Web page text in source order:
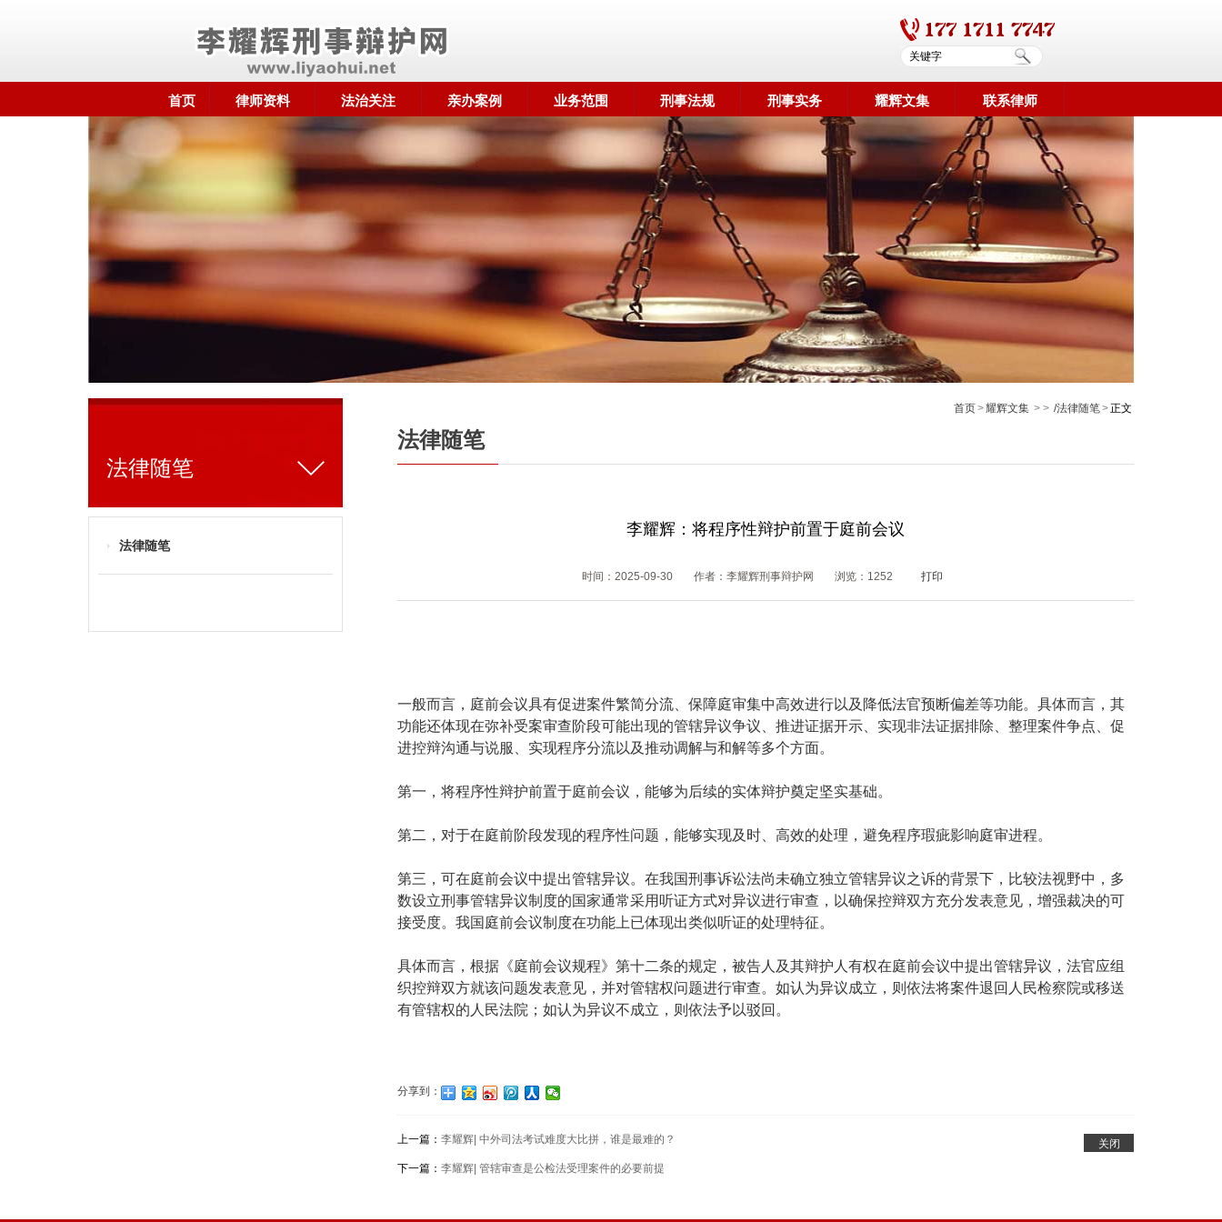
首页 律师资料 法治关注 亲办案例 业务范围 刑事法规 刑事实务 耀辉文集 联系律师
法律随笔
法律随笔
首页>耀辉文集 > > /法律随笔>正文
法律随笔
李耀辉：将程序性辩护前置于庭前会议
时间：2025-09-30 作者：李耀辉刑事辩护网 浏览： 1252 打印
一般而言，庭前会议具有促进案件繁简分流、保障庭审集中高效进行以及降低法官预断偏差等功能。具体而言，其
功能还体现在弥补受案审查阶段可能出现的管辖异议争议、推进证据开示、实现非法证据排除、整理案件争点、促
进控辩沟通与说服、实现程序分流以及推动调解与和解等多个方面。
第一，将程序性辩护前置于庭前会议，能够为后续的实体辩护奠定坚实基础。
第二，对于在庭前阶段发现的程序性问题，能够实现及时、高效的处理，避免程序瑕疵影响庭审进程。
第三，可在庭前会议中提出管辖异议。在我国刑事诉讼法尚未确立独立管辖异议之诉的背景下，比较法视野中，多
数设立刑事管辖异议制度的国家通常采用听证方式对异议进行审查，以确保控辩双方充分发表意见，增强裁决的可
接受度。我国庭前会议制度在功能上已体现出类似听证的处理特征。
具体而言，根据《庭前会议规程》第十二条的规定，被告人及其辩护人有权在庭前会议中提出管辖异议，法官应组
织控辩双方就该问题发表意见，并对管辖权问题进行审查。如认为异议成立，则依法将案件退回人民检察院或移送
有管辖权的人民法院；如认为异议不成立，则依法予以驳回。
分享到：
上一篇： 李耀辉| 中外司法考试难度大比拼，谁是最难的？
下一篇： 李耀辉| 管辖审查是公检法受理案件的必要前提
关闭